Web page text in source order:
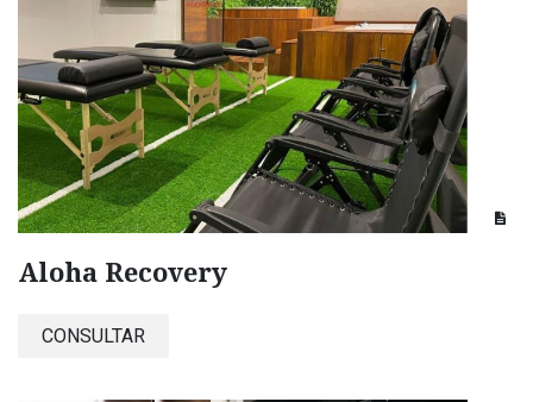
Aloha Recovery
CONSULTAR